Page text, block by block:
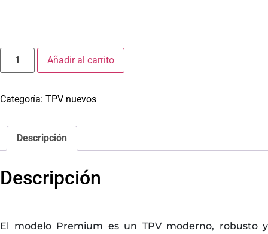
Añadir al carrito
Categoría: TPV nuevos
Descripción
Descripción
El modelo Premium es un TPV moderno, robusto y